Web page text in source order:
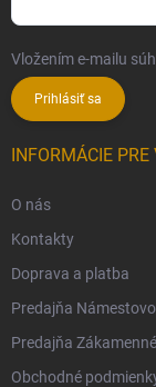
Vložením e-mailu
Prihlásiť sa
INFORMÁCIE PRE
O nás
Kontakty
Doprava a platba
Predajňa Námestovo
Predajňa Zákamenné
Obchodné